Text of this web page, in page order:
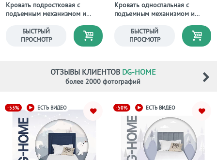
Кровать подростковая с
подъемным механизмом и
изумрудная "Грация"
БЫСТРЫЙ
ПРОСМОТР
Кровать односпальная с
подъемным механизмом и
дымчато-голубая Мелисса
БЫСТРЫЙ
ПРОСМОТР
ОТЗЫВЫ КЛИЕНТОВ DG-HOME
более 2000 фотографий
-53% ЕСТЬ ВИДЕО -50% ЕСТЬ ВИДЕО